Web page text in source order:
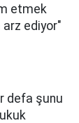
etmek
ediyor"
defa şunu